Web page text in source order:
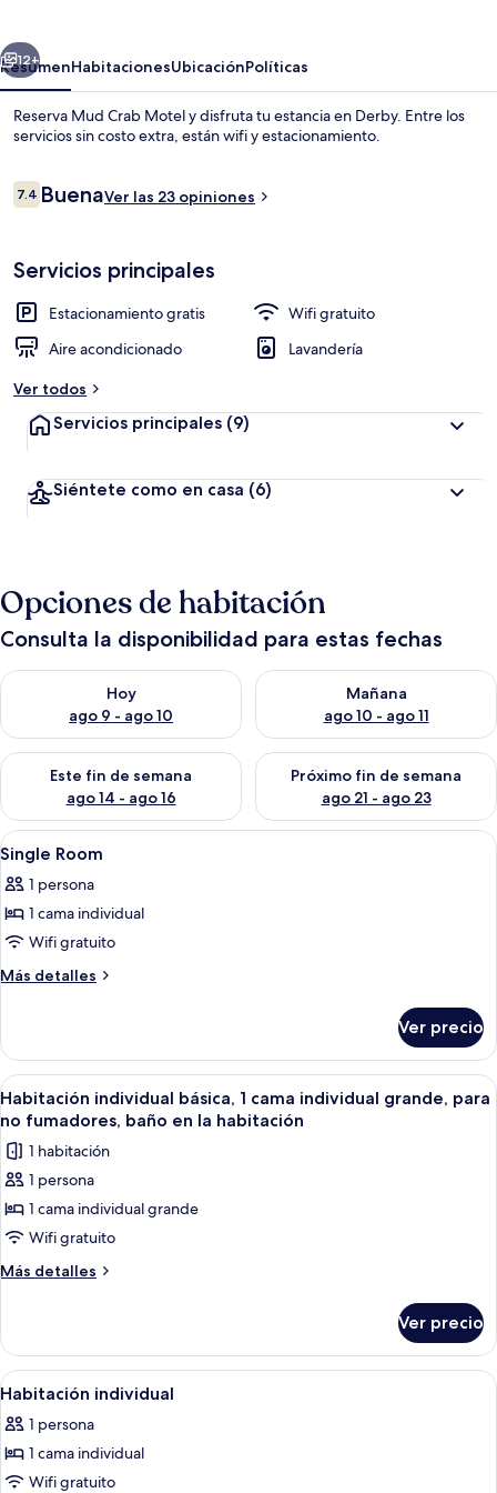
Exterior
Siguiente
12+
ResumenHabitacionesUbicaciónPolíticas
Reserva Mud Crab Motel y disfruta tu estancia en Derby. Entre los
servicios sin costo extra, están wifi y estacionamiento.
Opiniones
7.47.4 de 10,
BuenaVer las 23 opiniones
Servicios principales
Estacionamiento gratis
Wifi gratuito
Aire acondicionado
Lavandería
Ver todos
Servicios principales (9)
Siéntete como en casa (6)
Opciones de habitación
Consulta la disponibilidad para estas fechas
Hoy
ago 9 - ago 10
Consulta la disponibilidad para hoy ago 9 - ago 10
Mañana
ago 10 - ago 11
Consulta la disponibilidad
Este fin de semana
ago 14 - ago 16
Consulta la disponibilidad para este fin de semana ago 14 -
Próximo fin de semana
ago 21 - ago 23
Consulta la disponibilidad
Abrir
todas
las
fotos
de
Single
Una habitación con escritorio de
4
Single Room
1 persona
1 cama individual
Wifi gratuito
Más detalles
Más
Room
Ver precio
Abrir
todas
las
fotos
de
Habitación
individual
básica,
individual
grande,
para
no
fumadores,
baño
Una habitación pequeña y funcional
3
Habitación individual básica, 1 cama individual grande, para
no fumadores, baño en la habitación
1 habitación
1 persona
1 cama individual grande
Wifi gratuito
Más detalles
Más
individual
básica,
1
individual
grande,
Ver precio
Abrir
todas
las
fotos
de
Una habitación pequeña y
4
Habitación individual
1 persona
1 cama individual
Wifi gratuito